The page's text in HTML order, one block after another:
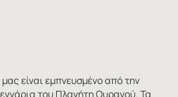
είναι εμπνευσμένο από την
του Πλανήτη Ουρανού. Τα